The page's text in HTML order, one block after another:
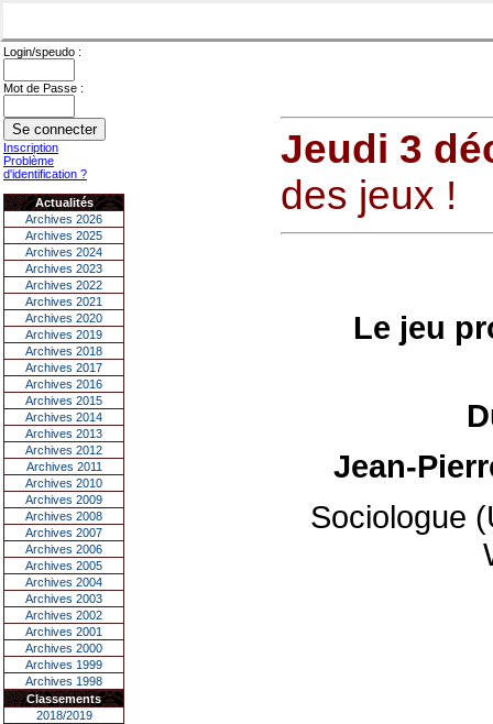
Login/speudo :
Mot de Passe :
Inscription
Problème
d'identification ?
Actualités
Archives 2026
Archives 2025
Archives 2024
Archives 2023
Archives 2022
Archives 2021
Archives 2020
Archives 2019
Archives 2018
Archives 2017
Archives 2016
Archives 2015
Archives 2014
Archives 2013
Archives 2012
Archives 2011
Archives 2010
Archives 2009
Archives 2008
Archives 2007
Archives 2006
Archives 2005
Archives 2004
Archives 2003
Archives 2002
Archives 2001
Archives 2000
Archives 1999
Archives 1998
Classements
2018/2019
Jeudi 3
des jeux !
Le jeu
Jean-
Sociologue